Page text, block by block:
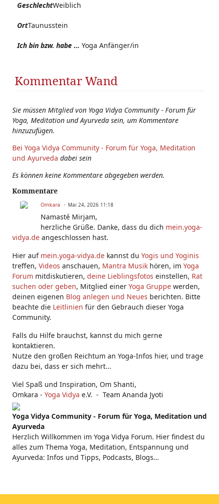
GeschlechtWeiblich
OrtTaunusstein
Ich bin bzw. habe ... Yoga Anfänger/in
Kommentar Wand
Sie müssen Mitglied von Yoga Vidya Community - Forum für
Yoga, Meditation und Ayurveda sein, um Kommentare
hinzuzufügen.
Bei Yoga Vidya Community - Forum für Yoga, Meditation
und Ayurveda dabei sein
Es können keine Kommentare abgegeben werden.
Kommentare
Omkara Mai 24, 2026 11:18
Namasté Mirjam,
herzliche Grüße. Danke, dass du dich mein.yoga-
vidya.de angeschlossen hast.
Hier auf mein.yoga-vidya.de kannst du Yogis und Yoginis
treffen, Videos anschauen, Mantra Musik hören, im Yoga
Forum mitdiskutieren, deine Lieblingsfotos einstellen, Rat
suchen oder geben, Mitglied einer Yoga Gruppe werden,
deinen eigenen Blog anlegen und Neues berichten. Bitte
beachte die Leitlinien für den Gebrauch dieser Yoga
Community.
Falls du Hilfe brauchst, kannst du mich gerne
kontaktieren.
Nutze den großen Reichtum an Yoga-Infos hier, und trage
dazu bei, dass er sich mehrt...
Viel Spaß und Inspiration, Om Shanti,
Omkara - Yoga Vidya e.V. - Team Ananda Jyoti
Yoga Vidya Community - Forum für Yoga, Meditation und
Ayurveda
Herzlich Willkommen im Yoga Vidya Forum. Hier findest du
alles zum Thema Yoga, Meditation, Entspannung und
Ayurveda: Infos und Tipps, Podcasts, Blogs…